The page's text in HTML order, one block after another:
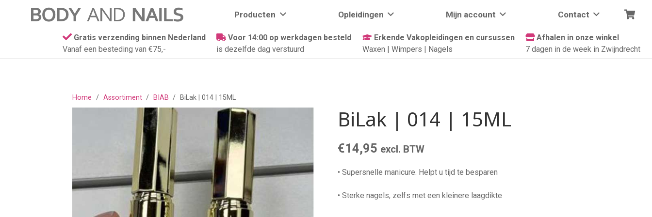
Producten Opleidingen Mijn account Contact
Gratis verzending binnen Nederland
Vanaf een besteding van €75,-
Voor 14:00 op werkdagen besteld
is dezelfde dag verstuurd
Erkende Vakopleidingen en cursussen
Waxen | Wimpers | Nagels
Afhalen in onze winkel
7 dagen in de week in Zwijndrecht
Home / Assortiment / BIAB / BiLak | 014 | 15ML
BiLak | 014 | 15ML
€14,95 excl. BTW
• Supersnelle manicure. Helpt u tijd te besparen
• Sterke nagels, zelfs met een kleinere laagdikte